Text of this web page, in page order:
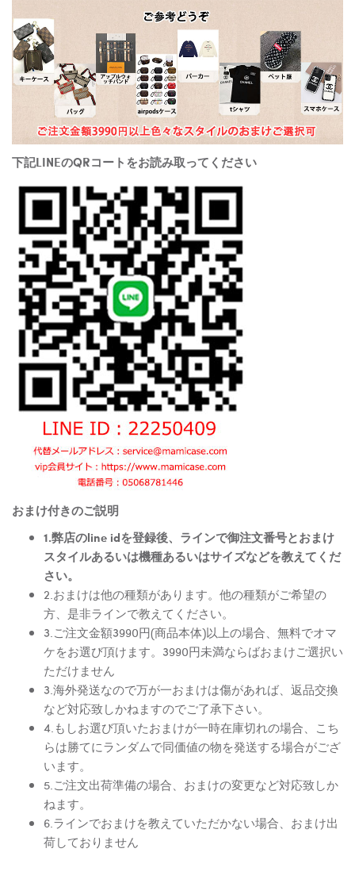
下記LINEのQRコートをお読み取ってください
おまけ付きのご説明
1.弊店のline idを登録後、ラインで御注文番号とおまけ
スタイルあるいは機種あるいはサイズなどを教えてくだ
さい。
2.おまけは他の種類があります。他の種類がご希望の
方、是非ラインで教えてください。
3.ご注文金額3990円(商品本体)以上の場合、無料でオマ
ケをお選び頂けます。3990円未満ならばおまけご選択い
ただけません
3.海外発送なので万が一おまけは傷があれば、返品交換
など対応致しかねますのでご了承下さい。
4.もしお選び頂いたおまけが一時在庫切れの場合、こち
らは勝てにランダムで同価値の物を発送する場合がござ
います。
5.ご注文出荷準備の場合、おまけの変更など対応致しか
ねます。
6.ラインでおまけを教えていただかない場合、おまけ出
荷しておりません